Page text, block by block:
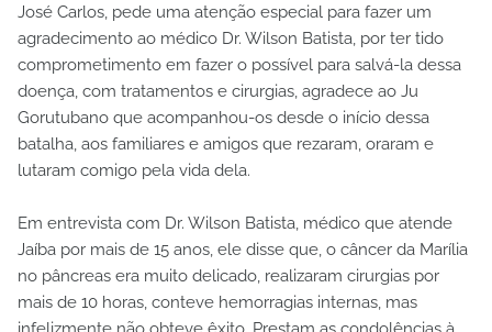
José Carlos, pede uma atenção especial para fazer um
agradecimento ao médico Dr. Wilson Batista, por ter tido
comprometimento em fazer o possível para salvá-la dessa
doença, com tratamentos e cirurgias, agradece ao Ju
Gorutubano que acompanhou-os desde o início dessa
batalha, aos familiares e amigos que rezaram, oraram e
lutaram comigo pela vida dela.
Em entrevista com Dr. Wilson Batista, médico que atende
Jaíba por mais de 15 anos, ele disse que, o câncer da Marília
no pâncreas era muito delicado, realizaram cirurgias por
mais de 10 horas, conteve hemorragias internas, mas